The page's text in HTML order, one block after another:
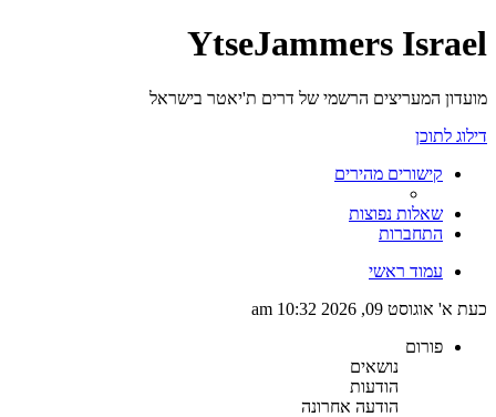
YtseJammers Israel
מועדון המעריצים הרשמי של דרים ת'יאטר בישראל
דילוג לתוכן
קישורים מהירים
שאלות נפוצות
התחברות
עמוד ראשי
כעת א' אוגוסט 09, 2026 10:32 am
פורום
נושאים
הודעות
הודעה אחרונה